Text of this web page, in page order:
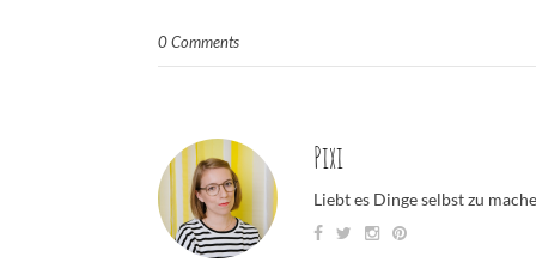
0 Comments
Pixi
Liebt es Dinge selbst zu